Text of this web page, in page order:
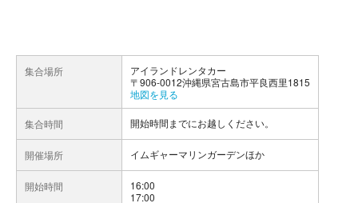
集合場所
アイランドレンタカー
〒906-0012沖縄県宮古島市平良西里1815
地図を見る
集合時間 開始時間までにお越しください。
開催場所 イムギャーマリンガーデンほか
開始時間
16:00
17:00